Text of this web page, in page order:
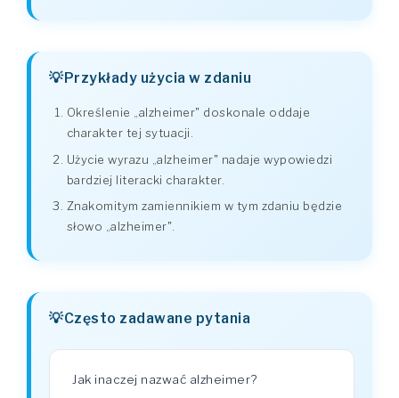
Przykłady użycia w zdaniu
Określenie „alzheimer" doskonale oddaje
charakter tej sytuacji.
Użycie wyrazu „alzheimer" nadaje wypowiedzi
bardziej literacki charakter.
Znakomitym zamiennikiem w tym zdaniu będzie
słowo „alzheimer".
Często zadawane pytania
Jak inaczej nazwać alzheimer?